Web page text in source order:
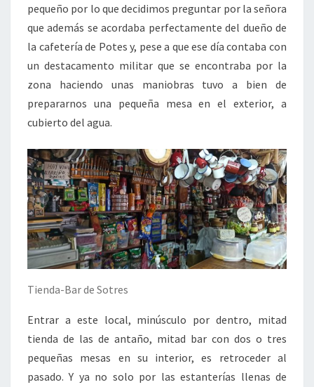
pequeño por lo que decidimos preguntar por la señora
que además se acordaba perfectamente del dueño de
la cafetería de Potes y, pese a que ese día contaba con
un destacamento militar que se encontraba por la
zona haciendo unas maniobras tuvo a bien de
prepararnos una pequeña mesa en el exterior, a
cubierto del agua.
Tienda-Bar de Sotres
Entrar a este local, minúsculo por dentro, mitad
tienda de las de antaño, mitad bar con dos o tres
pequeñas mesas en su interior, es retroceder al
pasado. Y ya no solo por las estanterías llenas de